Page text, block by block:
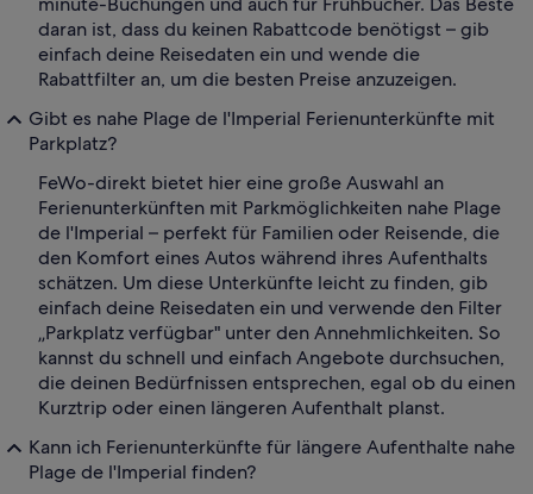
daran ist, dass du keinen Rabattcode benötigst – gib
einfach deine Reisedaten ein und wende die
Rabattfilter an, um die besten Preise anzuzeigen.
Gibt es nahe Plage de l'Imperial Ferienunterkünfte mit
Parkplatz?
FeWo-direkt bietet hier eine große Auswahl an
Ferienunterkünften mit Parkmöglichkeiten nahe Plage
de l'Imperial – perfekt für Familien oder Reisende, die
den Komfort eines Autos während ihres Aufenthalts
schätzen. Um diese Unterkünfte leicht zu finden, gib
einfach deine Reisedaten ein und verwende den Filter
„Parkplatz verfügbar" unter den Annehmlichkeiten. So
kannst du schnell und einfach Angebote durchsuchen,
die deinen Bedürfnissen entsprechen, egal ob du einen
Kurztrip oder einen längeren Aufenthalt planst.
Kann ich Ferienunterkünfte für längere Aufenthalte nahe
Plage de l'Imperial finden?